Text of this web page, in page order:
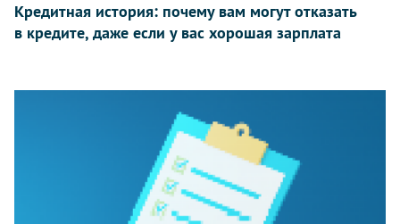
Кредитная история: почему вам могут отказать
в кредите, даже если у вас хорошая зарплата